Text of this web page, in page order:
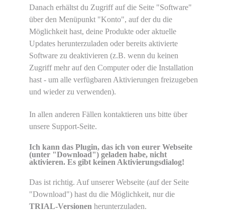
Danach erhältst du Zugriff auf die Seite "Software"
über den Menüpunkt "Konto", auf der du die
Möglichkeit hast, deine Produkte oder aktuelle
Updates herunterzuladen oder bereits aktivierte
Software zu deaktivieren (z.B. wenn du keinen
Zugriff mehr auf den Computer oder die Installation
hast - um alle verfügbaren Aktivierungen freizugeben
und wieder zu verwenden).
In allen anderen Fällen kontaktieren uns bitte über
unsere Support-Seite.
Ich kann das Plugin, das ich von eurer Webseite
(unter "Download") geladen habe, nicht
aktivieren. Es gibt keinen Aktivierungsdialog!
Das ist richtig. Auf unserer Webseite (auf der Seite
"Download") hast du die Möglichkeit, nur die
TRIAL-Versionen herunterzuladen.